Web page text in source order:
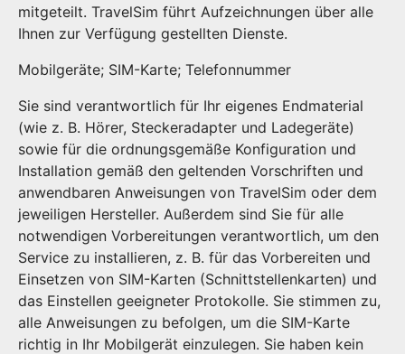
mitgeteilt. TravelSim führt Aufzeichnungen über alle
Ihnen zur Verfügung gestellten Dienste.
Mobilgeräte; SIM-Karte; Telefonnummer
Sie sind verantwortlich für Ihr eigenes Endmaterial
(wie z. B. Hörer, Steckeradapter und Ladegeräte)
sowie für die ordnungsgemäße Konfiguration und
Installation gemäß den geltenden Vorschriften und
anwendbaren Anweisungen von TravelSim oder dem
jeweiligen Hersteller. Außerdem sind Sie für alle
notwendigen Vorbereitungen verantwortlich, um den
Service zu installieren, z. B. für das Vorbereiten und
Einsetzen von SIM-Karten (Schnittstellenkarten) und
das Einstellen geeigneter Protokolle. Sie stimmen zu,
alle Anweisungen zu befolgen, um die SIM-Karte
richtig in Ihr Mobilgerät einzulegen. Sie haben kein